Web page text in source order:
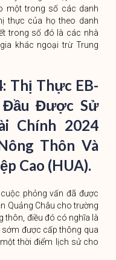
một trong số các danh
thực của họ theo danh
trong số đó là các nhà
khác ngoại trừ Trung
: Thị Thực EB-
Đầu Được Sử
Chính 2024
Thôn Và
Cao (HUA).
phỏng vấn đã được
Quảng Châu cho trường
thôn, điều đó có nghĩa là
sớm được cấp thông qua
thời điểm lịch sử cho